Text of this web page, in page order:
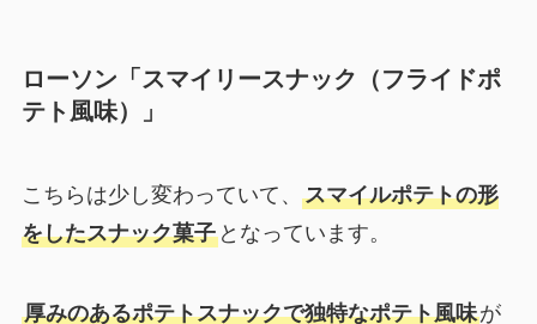
ローソン「スマイリースナック（フライドポ
テト風味）」
こちらは少し変わっていて、 スマイルポテトの形
をしたスナック菓子となっています。
厚みのあるポテトスナックで独特なポテト風味が